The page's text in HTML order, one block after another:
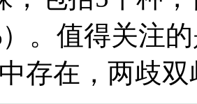
）。值得关注
存在，两歧